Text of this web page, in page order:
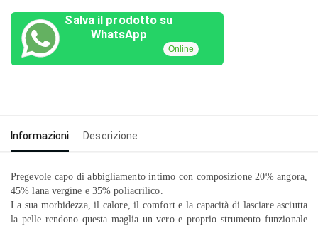
Salva il prodotto su
WhatsApp
Online
Informazioni Descrizione
Pregevole capo di abbigliamento intimo con composizione 20% angora,
45% lana vergine e 35% poliacrilico.
La sua morbidezza, il calore, il comfort e la capacità di lasciare asciutta
la pelle rendono questa maglia un vero e proprio strumento funzionale